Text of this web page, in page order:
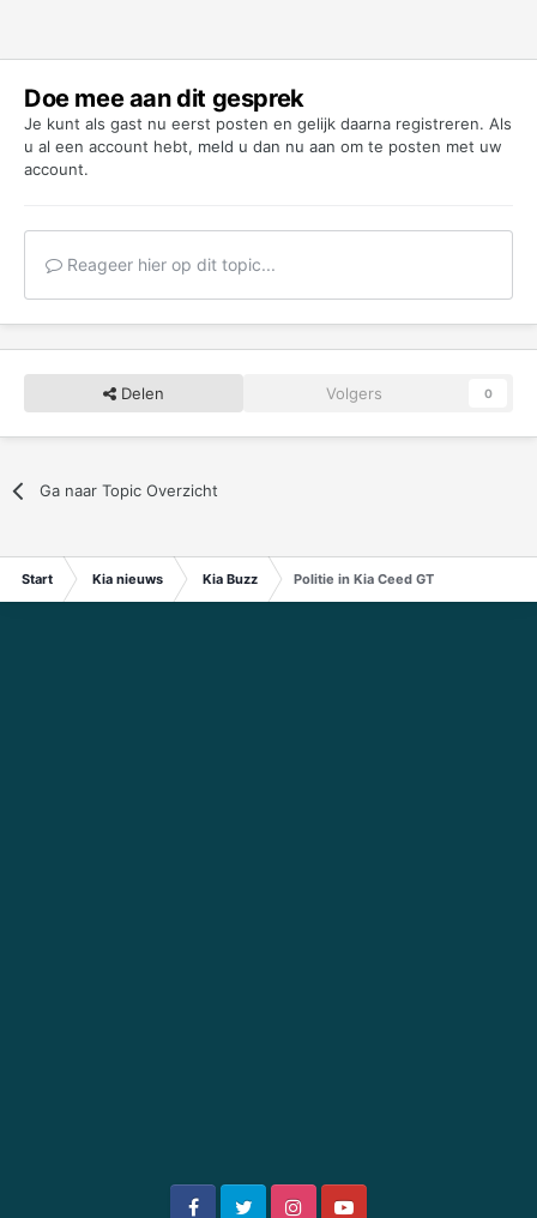
Doe mee aan dit gesprek
Je kunt als gast nu eerst posten en gelijk daarna registreren. Als
u al een account hebt, meld u dan nu aan om te posten met uw
account.
Reageer hier op dit topic...
Delen Volgers 0
Ga naar Topic Overzicht
Start Kia nieuws Kia Buzz Politie in Kia Ceed GT